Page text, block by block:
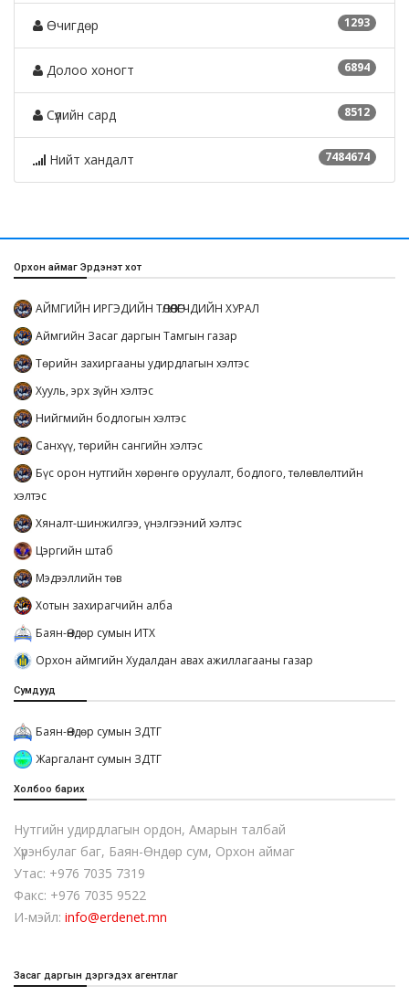
1293
Өчигдөр
6894
Долоо хоногт
8512
Сүүлийн сард
7484674
Нийт хандалт
Орхон аймаг Эрдэнэт хот
АЙМГИЙН ИРГЭДИЙН ТӨЛӨӨЛӨГЧДИЙН ХУРАЛ
Аймгийн Засаг даргын Тамгын газар
Төрийн захиргааны удирдлагын хэлтэс
Хууль, эрх зүйн хэлтэс
Нийгмийн бодлогын хэлтэс
Санхүү, төрийн сангийн хэлтэс
Бүс орон нутгийн хөрөнгө оруулалт, бодлого, төлөвлөлтийн
хэлтэс
Хяналт-шинжилгээ, үнэлгээний хэлтэс
Цэргийн штаб
Мэдээллийн төв
Хотын захирагчийн алба
Баян-Өндөр сумын ИТХ
Орхон аймгийн Худалдан авах ажиллагааны газар
Сумдууд
Баян-Өндөр сумын ЗДТГ
Жаргалант сумын ЗДТГ
Холбоо барих
Нутгийн удирдлагын ордон, Амарын талбай
Хүрэнбулаг баг, Баян-Өндөр сум, Орхон аймаг
Утас: +976 7035 7319
Факс: +976 7035 9522
И-мэйл: info@erdenet.mn
Засаг даргын дэргэдэх агентлаг